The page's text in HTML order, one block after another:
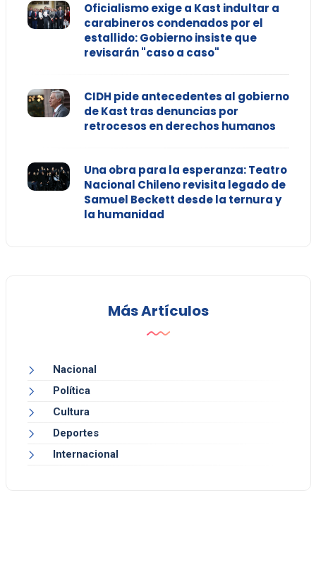
Oficialismo exige a Kast indultar a
carabineros condenados por el
estallido: Gobierno insiste que
revisarán "caso a caso"
CIDH pide antecedentes al gobierno
de Kast tras denuncias por
retrocesos en derechos humanos
Una obra para la esperanza: Teatro
Nacional Chileno revisita legado de
Samuel Beckett desde la ternura y
la humanidad
Más Artículos
Nacional
Política
Cultura
Deportes
Internacional